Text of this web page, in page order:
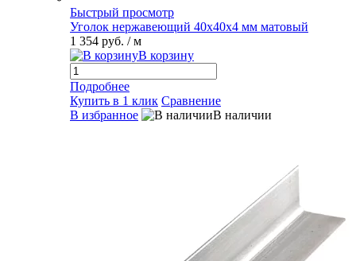
Быстрый просмотр
Уголок нержавеющий 40х40х4 мм матовый
1 354 руб. / м
В корзину
Подробнее
Купить в 1 клик Сравнение
В избранное
В наличии